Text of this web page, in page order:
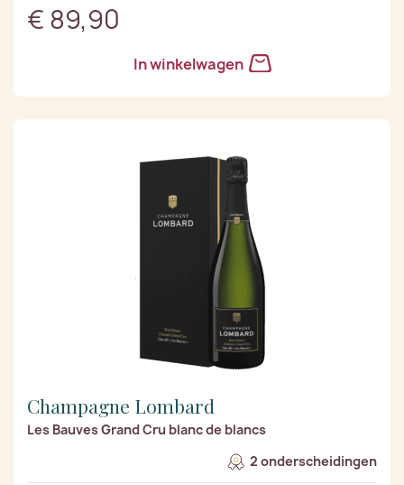
€ 89,90
In winkelwagen
Champagne Lombard
Les Bauves Grand Cru blanc de blancs
2 onderscheidingen